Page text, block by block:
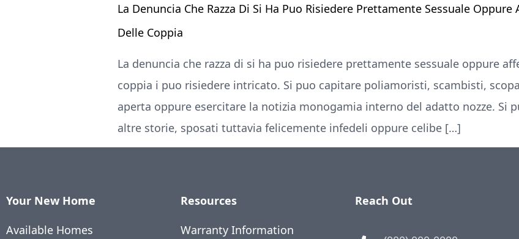
La Denuncia Che Razza Di Si Ha Puo Risiedere Prettamente Sessuale
Delle Coppia
La denuncia che razza di si ha puo risiedere prettamente sessuale oppure
coppia i puo risiedere intricato. Si puo capitare poliamoristi, scambisti,
aperta oppure esercitare la notizia monogamia interno del adatto nozze. Si
altre storie, sposati tuttavia felicemente infedeli oppure celibe […]
Your New Home
Available Homes
Resources
Warranty Information
Reach Out